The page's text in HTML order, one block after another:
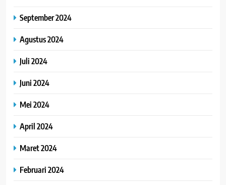
September 2024
Agustus 2024
Juli 2024
Juni 2024
Mei 2024
April 2024
Maret 2024
Februari 2024